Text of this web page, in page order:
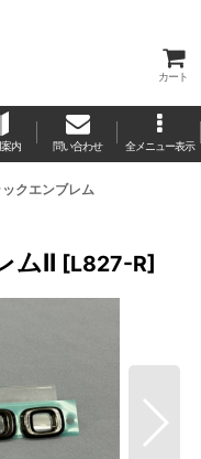
カート
内 問い合わせ 全メニュー表示
ックエンブレム
ムII [L827-R]